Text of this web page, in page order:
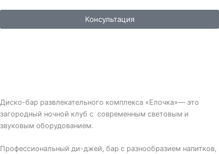
Консультация
Диско-бар развлекательного комплекса «Елочка»— это
загородный ночной клуб с современным световым и
звуковым оборудованием.
Профессиональный ди-джей, бар с разнообразием напитков,